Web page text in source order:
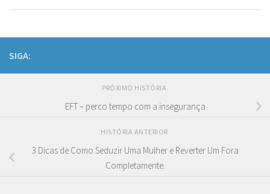
SIGA:
PRÓXIMO HISTÓRIA
EFT – perco tempo com a insegurança
HISTÓRIA ANTERIOR
3 Dicas de Como Seduzir Uma Mulher e Reverter Um Fora
Completamente.